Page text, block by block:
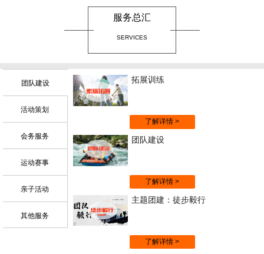
服务总汇
SERVICES
团队建设
活动策划
会务服务
运动赛事
亲子活动
其他服务
拓展训练
了解详情 >
团队建设
了解详情 >
主题团建：徒步毅行
了解详情 >